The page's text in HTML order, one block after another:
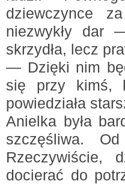
dziewczynce
niezwykły dar
skrzydła, lecz
— Dzięki nim
się przy kimś,
powiedziała
Anielka była
szczęśliwa.
Rzeczywiście,
docierać do